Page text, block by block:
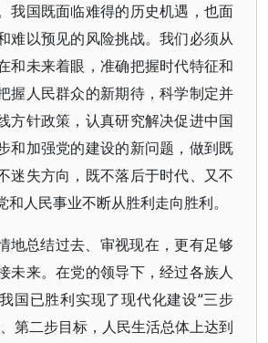
我国既面临难得的历史机遇，也面
难以预见的风险挑战。我们必须从
和未来着眼，准确把握时代特征和
握人民群众的新期待，科学制定并
方针政策，认真研究解决促进中国
和加强党的建设的新问题，做到既
迷失方向，既不落后于时代、又不
和人民事业不断从胜利走向胜利。
地总结过去、审视现在，更有足够
未来。在党的领导下，经过各族人
国已胜利实现了现代化建设“三步
第二步目标，人民生活总体上达到